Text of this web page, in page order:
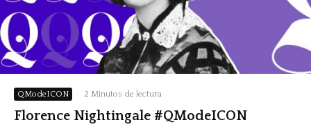
QModeICON · 2 Minutos de lectura
Florence Nightingale #QModeICON